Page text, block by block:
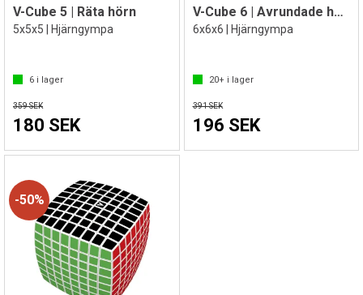
V-Cube 5 | Räta hörn
5x5x5 | Hjärngympa
6 i lager
359 SEK
180 SEK
V-Cube 6 | Avrundade hörn
6x6x6 | Hjärngympa
20+i lager
391 SEK
196 SEK
50%